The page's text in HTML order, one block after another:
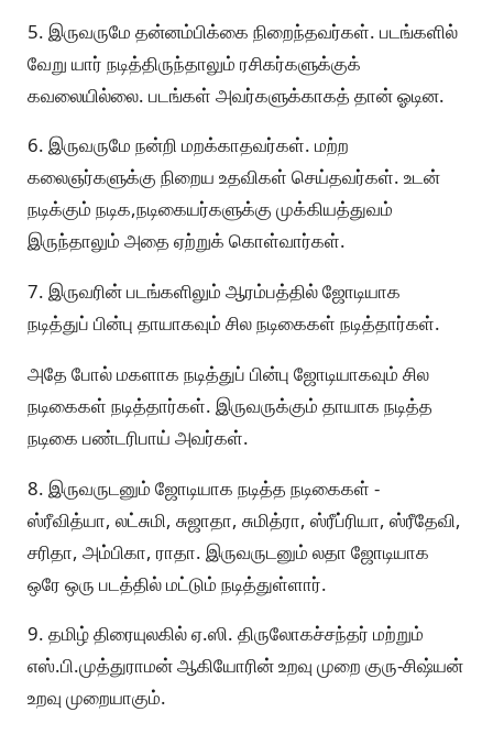
5. இருவருமே தன்னம்பிக்கை நிறைந்தவர்கள். படங்களில்
வேறு யார் நடித்திருந்தாலும் ரசிகர்களுக்குக்
கவலையில்லை. படங்கள் அவர்களுக்காகத் தான் ஓடின.
6. இருவருமே நன்றி மறக்காதவர்கள். மற்ற
கலைஞர்களுக்கு நிறைய உதவிகள் செய்தவர்கள். உடன்
நடிக்கும் நடிக,நடிகையர்களுக்கு முக்கியத்துவம்
இருந்தாலும் அதை ஏற்றுக் கொள்வார்கள்.
7. இருவரின் படங்களிலும் ஆரம்பத்தில் ஜோடியாக
நடித்துப் பின்பு தாயாகவும் சில நடிகைகள் நடித்தார்கள்.
அதே போல் மகளாக நடித்துப் பின்பு ஜோடியாகவும் சில
நடிகைகள் நடித்தார்கள். இருவருக்கும் தாயாக நடித்த
நடிகை பண்டரிபாய் அவர்கள்.
8. இருவருடனும் ஜோடியாக நடித்த நடிகைகள் -
ஸ்ரீவித்யா, லட்சுமி, சுஜாதா, சுமித்ரா, ஸ்ரீப்ரியா, ஸ்ரீதேவி,
சரிதா, அம்பிகா, ராதா. இருவருடனும் லதா ஜோடியாக
ஒரே ஒரு படத்தில் மட்டும் நடித்துள்ளார்.
9. தமிழ் திரையுலகில் ஏ.ஸி. திருலோகச்சந்தர் மற்றும்
எஸ்.பி.முத்துராமன் ஆகியோரின் உறவு முறை குரு-சிஷ்யன்
உறவு முறையாகும்.